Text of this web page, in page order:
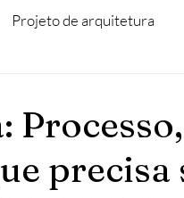
Projeto de arquitetura
Inteligência Artificial
Processo,
precisa